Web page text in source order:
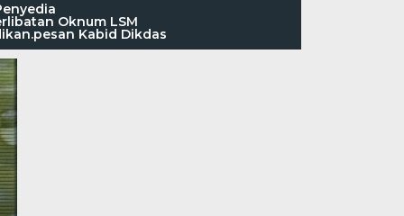
Oknum LSM
Kabid Dikdas